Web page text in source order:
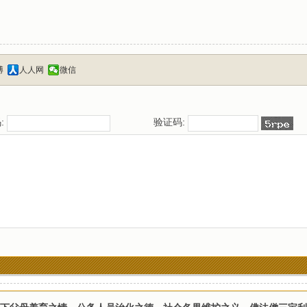
人人网 微信
验证码: